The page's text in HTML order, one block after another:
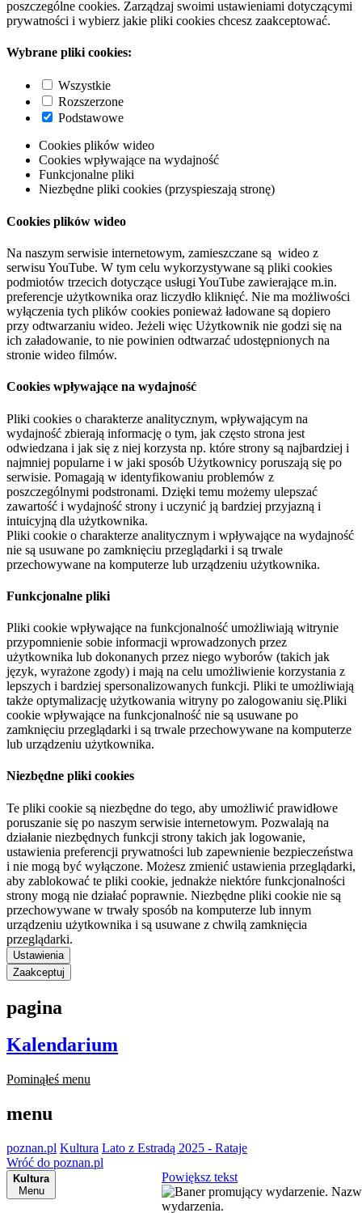
poszczególne cookies. Zarządzaj swoimi ustawieniami dotyczącymi
prywatności i wybierz jakie pliki cookies chcesz zaakceptować.
Wybrane pliki cookies:
Wszystkie
Rozszerzone
Podstawowe
Cookies plików wideo
Cookies wpływające na wydajność
Funkcjonalne pliki
Niezbędne pliki cookies (przyspieszają stronę)
Cookies plików wideo
Na naszym serwisie internetowym, zamieszczane są wideo z
serwisu YouTube. W tym celu wykorzystywane są pliki cookies
podmiotów trzecich dotyczące usługi YouTube zawierające m.in.
preferencje użytkownika oraz liczydło kliknięć. Nie ma możliwości
wyłączenia tych plików cookies ponieważ ładowane są dopiero
przy odtwarzaniu wideo. Jeżeli więc Użytkownik nie godzi się na
ich załadowanie, to nie powinien odtwarzać udostępnionych na
stronie wideo filmów.
Cookies wpływające na wydajność
Pliki cookies o charakterze analitycznym, wpływającym na
wydajność zbierają informację o tym, jak często strona jest
odwiedzana i jak się z niej korzysta np. które strony są najbardziej i
najmniej popularne i w jaki sposób Użytkownicy poruszają się po
serwisie. Pomagają w identyfikowaniu problemów z
poszczególnymi podstronami. Dzięki temu możemy ulepszać
zawartość i wydajność strony i uczynić ją bardziej przyjazną i
intuicyjną dla użytkownika.
Pliki cookie o charakterze analitycznym i wpływające na wydajność
nie są usuwane po zamknięciu przeglądarki i są trwale
przechowywane na komputerze lub urządzeniu użytkownika.
Funkcjonalne pliki
Pliki cookie wpływające na funkcjonalność umożliwiają witrynie
przypomnienie sobie informacji wprowadzonych przez
użytkownika lub dokonanych przez niego wyborów (takich jak
język, wyrażone zgody) i mają na celu umożliwienie korzystania z
lepszych i bardziej spersonalizowanych funkcji. Pliki te umożliwiają
także optymalizację użytkowania witryny po zalogowaniu się.Pliki
cookie wpływające na funkcjonalność nie są usuwane po
zamknięciu przeglądarki i są trwale przechowywane na komputerze
lub urządzeniu użytkownika.
Niezbędne pliki cookies
Te pliki cookie są niezbędne do tego, aby umożliwić prawidłowe
poruszanie się po naszym serwisie internetowym. Pozwalają na
działanie niezbędnych funkcji strony takich jak logowanie,
ustawienia preferencji prywatności lub zapewnienie bezpieczeństwa
i nie mogą być wyłączone. Możesz zmienić ustawienia przeglądarki,
aby zablokować te pliki cookie, jednakże niektóre funkcjonalności
strony mogą nie działać poprawnie. Niezbędne pliki cookie nie są
przechowywane w trwały sposób na komputerze lub innym
urządzeniu użytkownika i są usuwane z chwilą zamknięcia
przeglądarki.
Ustawienia
Zaakceptuj
pagina
Kalendarium
Pominąłeś menu
menu
poznan.pl Kultura Lato z Estradą 2025 - Rataje
Wróć do poznan.pl
Kultura
Menu
Powiększ tekst